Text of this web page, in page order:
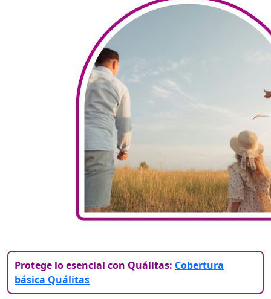
Protege lo esencial con Quálitas: Cobertura
básica Quálitas